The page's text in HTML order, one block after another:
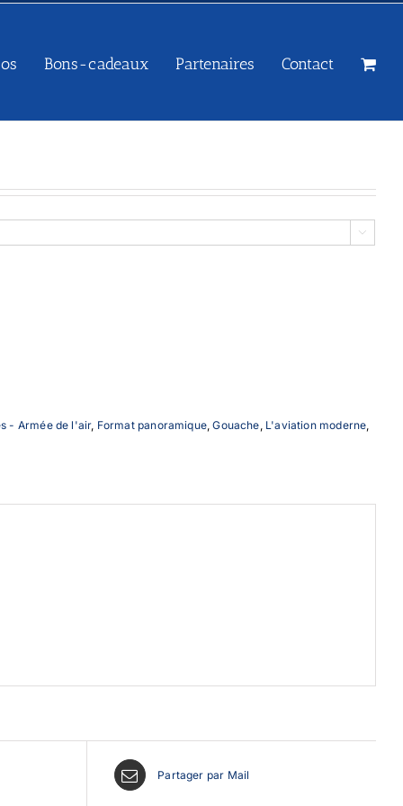
Bons-cadeaux Partenaires Contact

- Armée de l'air, Format panoramique,Gouache, L'aviation moderne,
Partager par Mail